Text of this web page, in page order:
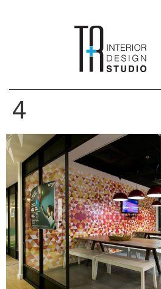
4